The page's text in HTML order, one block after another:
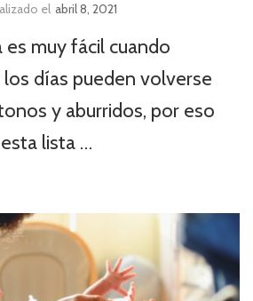
el abril 8, 2021
es muy fácil cuando
días pueden volverse
y aburridos, por eso
lista …